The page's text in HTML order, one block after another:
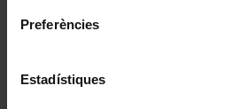
Preferències
Estadístiques
Sobre l'Àrea TIC
Organització